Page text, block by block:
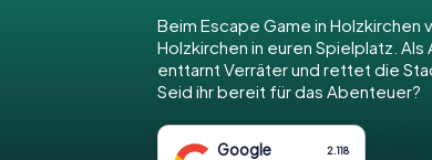
Beim Escape Game in Holzkirchen
Holzkirchen in euren Spielplatz. Als
enttarnt Verräter und rettet die
Seid ihr bereit für das Abenteuer?
Google 2.118